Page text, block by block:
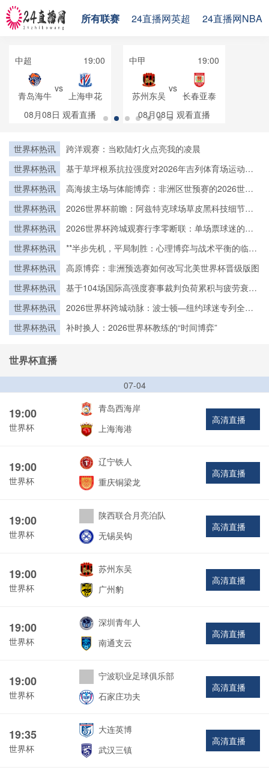
所有联赛 24直播网英超 24直播网NBA
中超 19:00
青岛海牛
vs
上海申花
08月08日 观看直播
中甲 19:00
苏州东吴
vs
长春亚泰
08月08日 观看直播
世界杯热讯
跨洋观赛：当欧陆灯火点亮我的凌晨
世界杯热讯
基于草坪根系抗拉强度对2026年吉列体育场运动员
世界杯热讯
高海拔主场与体能博弈：非洲区世预赛的2026世界
世界杯热讯
2026世界杯前瞻：阿兹特克球场草皮黑科技细节首
世界杯热讯
2026世界杯跨城观赛行李零断联：单场票球迷的极
世界杯热讯
**半步先机，平局制胜：心理博弈与战术平衡的临界
世界杯热讯
高原博弈：非洲预选赛如何改写北美世界杯晋级版图
世界杯热讯
基于104场国际高强度赛事裁判负荷累积与疲劳衰减
世界杯热讯
2026世界杯跨城动脉：波士顿—纽约球迷专列全程
世界杯热讯 补时换人：2026世界杯教练的“时间博弈”
世界杯直播
07-04
19:00
世界杯
青岛西海岸
上海海港
高清直播
19:00
世界杯
辽宁铁人
重庆铜梁龙
高清直播
19:00
世界杯
陕西联合月亮泊队
无锡吴钩
高清直播
19:00
世界杯
苏州东吴
广州豹
高清直播
19:00
世界杯
深圳青年人
南通支云
高清直播
19:00
世界杯
宁波职业足球俱乐部
石家庄功夫
高清直播
19:35
世界杯
大连英博
武汉三镇
高清直播